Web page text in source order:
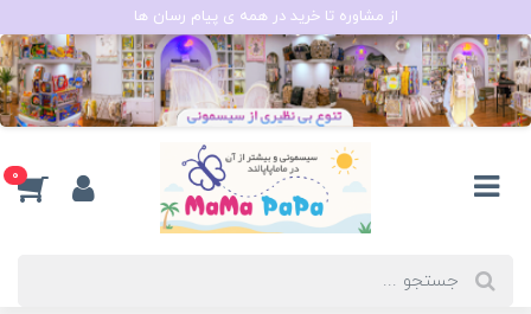
از مشاوره تا خرید در همه ی پیام رسان ها
0